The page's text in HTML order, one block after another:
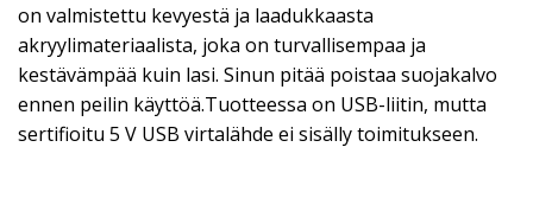
on valmistettu kevyestä ja laadukkaasta
akryylimateriaalista, joka on turvallisempaa ja
kestävämpää kuin lasi. Sinun pitää poistaa suojakalvo
ennen peilin käyttöä.Tuotteessa on USB-liitin, mutta
sertifioitu 5 V USB virtalähde ei sisälly toimitukseen.